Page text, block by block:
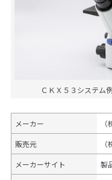
ＣＫＸ５３システム
メーカー
販売元
メーカーサイト 製